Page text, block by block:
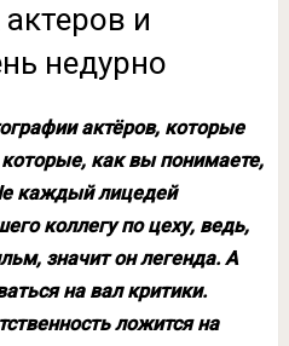
и
недурно
актёров, которые
как вы понимаете,
каждый лицедей
коллегу по цеху, ведь,
значит он легенда. А
на вал критики.
ложится на